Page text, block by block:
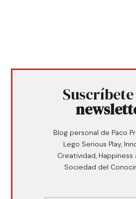
Blog personal de Paco
Lego Serious Play,
Creatividad, Happiness
Sociedad del